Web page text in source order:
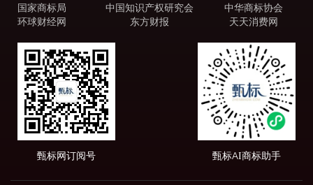
国家商标局 中国知识产权研究会
中华商标协会
环球财经网
东方财报 天天消费网
甄标网订阅号 甄标AI商标助手